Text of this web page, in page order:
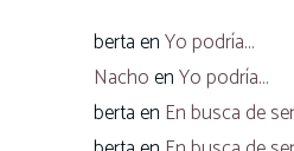
bertaenYo podría…
NachoenYo podría…
bertaen En busca de